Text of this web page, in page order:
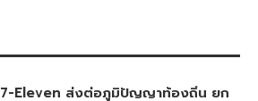
7-Eleven ส่งต่อภูมิปัญญาท้องถิ่น ยก